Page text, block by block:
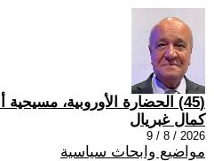
(45) الحضارة الأوروبية، مسيحية أم لامسيحية الهوية
كمال غبريال
2026 / 8 / 9
مواضيع وابحاث سياسية